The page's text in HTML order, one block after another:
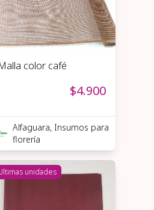
color café
$4.900
Alfaguara, Insumos para
florería
unidades